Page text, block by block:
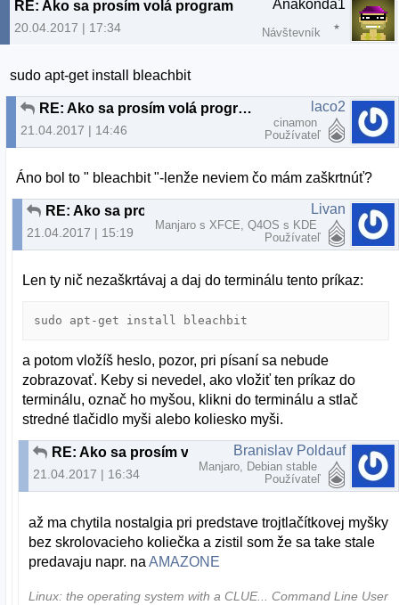
RE: Ako sa prosím volá program
20.04.2017 | 17:34
Anakonda1
Návštevník
sudo apt-get install bleachbit
RE: Ako sa prosím volá program
21.04.2017 | 14:46
laco2
cinamon
Používateľ
Áno bol to " bleachbit "-lenže neviem čo mám zaškrtnúť?
21.04.2017 | 15:19
Livan
Manjaro s XFCE, Q4OS s KDE
Používateľ
Len ty nič nezaškrtávaj a daj do terminálu tento príkaz:
sudo apt-get install bleachbit
a potom vložíš heslo, pozor, pri písaní sa nebude
zobrazovať. Keby si nevedel, ako vložiť ten príkaz do
terminálu, označ ho myšou, klikni do terminálu a stlač
stredné tlačidlo myši alebo koliesko myši.
RE: Ako sa prosím volá program
21.04.2017 | 16:34
Branislav Poldauf
Manjaro, Debian stable
Používateľ
až ma chytila nostalgia pri predstave trojtlačítkovej myšky
bez skrolovacieho koliečka a zistil som že sa take stale
predavaju napr. naAMAZONE
Linux: the operating system with a CLUE... Command Line User